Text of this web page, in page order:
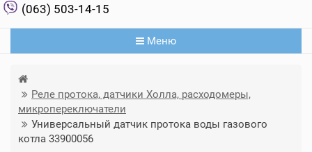
(063) 503-14-15
Меню
Реле протока, датчики Холла, расходомеры,
микропереключатели
Универсальный датчик протока воды газового
котла 33900056